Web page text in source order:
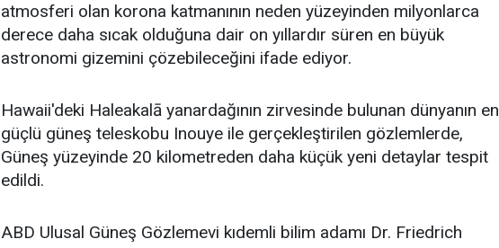
atmosferi olan korona katmanının neden yüzeyinden milyonlarca
derece daha sıcak olduğuna dair on yıllardır süren en büyük
astronomi gizemini çözebileceğini ifade ediyor.
Hawaii'deki Haleakalā yanardağının zirvesinde bulunan dünyanın en
güçlü güneş teleskobu Inouye ile gerçekleştirilen gözlemlerde,
Güneş yüzeyinde 20 kilometreden daha küçük yeni detaylar tespit
edildi.
ABD Ulusal Güneş Gözlemevi kıdemli bilim adamı Dr. Friedrich